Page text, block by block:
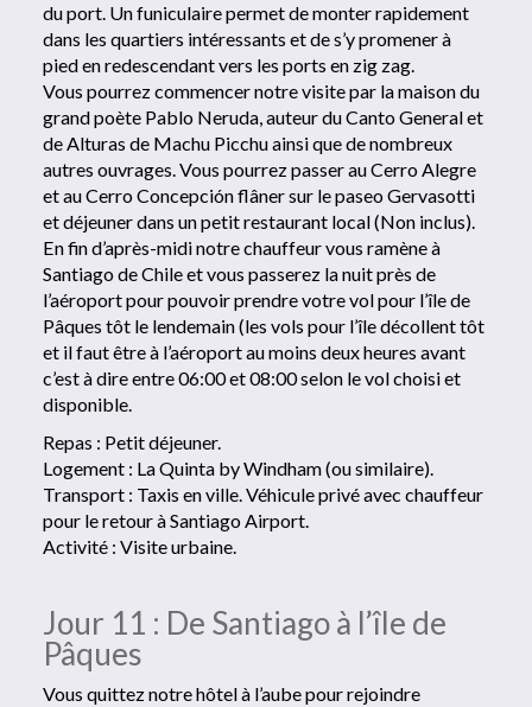
du port. Un funiculaire permet de monter rapidement
dans les quartiers intéressants et de s’y promener à
pied en redescendant vers les ports en zig zag.
Vous pourrez commencer notre visite par la maison du
grand poète Pablo Neruda, auteur du Canto General et
de Alturas de Machu Picchu ainsi que de nombreux
autres ouvrages. Vous pourrez passer au Cerro Alegre
et au Cerro Concepción flâner sur le paseo Gervasotti
et déjeuner dans un petit restaurant local (Non inclus).
En fin d’après-midi notre chauffeur vous ramène à
Santiago de Chile et vous passerez la nuit près de
l’aéroport pour pouvoir prendre votre vol pour l’île de
Pâques tôt le lendemain (les vols pour l’île décollent tôt
et il faut être à l’aéroport au moins deux heures avant
c’est à dire entre 06:00 et 08:00 selon le vol choisi et
disponible.
Repas : Petit déjeuner.
Logement : La Quinta by Windham (ou similaire).
Transport : Taxis en ville. Véhicule privé avec chauffeur
pour le retour à Santiago Airport.
Activité : Visite urbaine.
Jour 11 : De Santiago à l’île de
Pâques
Vous quittez notre hôtel à l’aube pour rejoindre